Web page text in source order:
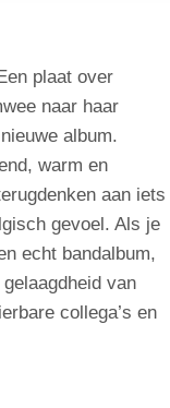
plaat over
naar haar
album.
warm en
aan iets
gevoel. Als je
echt bandalbum,
van
collega’s en